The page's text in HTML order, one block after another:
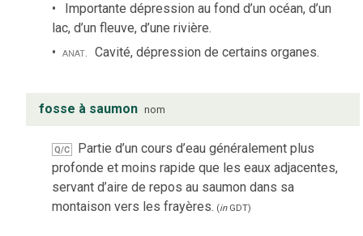
Importante dépression au fond d’un océan, d’un
lac, d’un fleuve, d’une rivière.
anat. Cavité, dépression de certains organes.
fosse à saumon nom
Q/C
Partie d’un cours d’eau généralement plus
profonde et moins rapide que les eaux adjacentes,
servant d’aire de repos au saumon dans sa
montaison vers les frayères. (inGDT)